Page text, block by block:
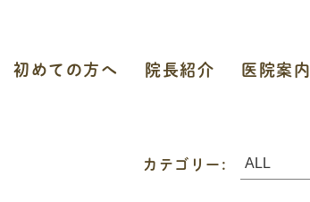
初めての方へ 院長紹介 医院案内
カテゴリー: